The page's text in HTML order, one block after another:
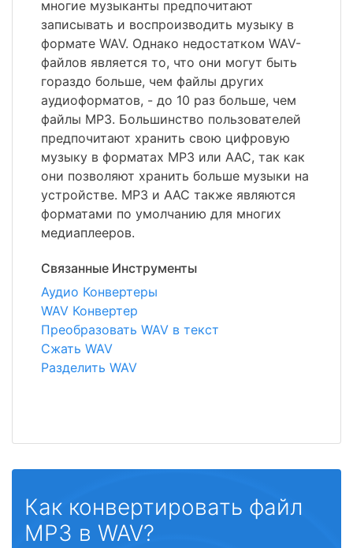
многие музыканты предпочитают
записывать и воспроизводить музыку в
формате WAV. Однако недостатком WAV-
файлов является то, что они могут быть
гораздо больше, чем файлы других
аудиоформатов, - до 10 раз больше, чем
файлы MP3. Большинство пользователей
предпочитают хранить свою цифровую
музыку в форматах MP3 или AAC, так как
они позволяют хранить больше музыки на
устройстве. MP3 и AAC также являются
форматами по умолчанию для многих
медиаплееров.
Связанные Инструменты
Аудио Конвертеры
WAV Конвертер
Преобразовать WAV в текст
Сжать WAV
Разделить WAV
Как конвертировать файл
MP3 в WAV?